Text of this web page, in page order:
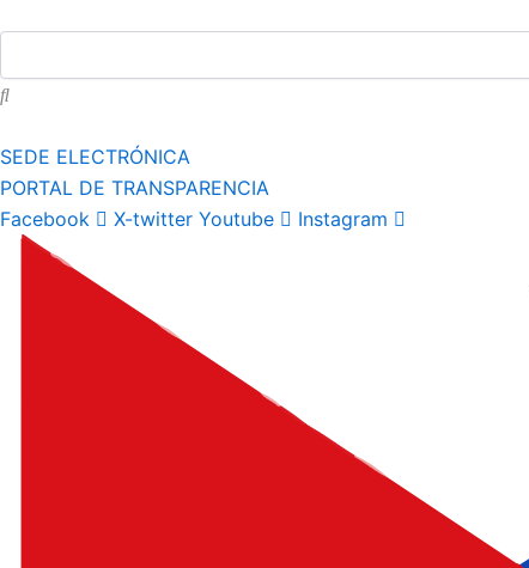
SEDE ELECTRÓNICA
PORTAL DE TRANSPARENCIA
Facebook
X-twitter Youtube Instagram